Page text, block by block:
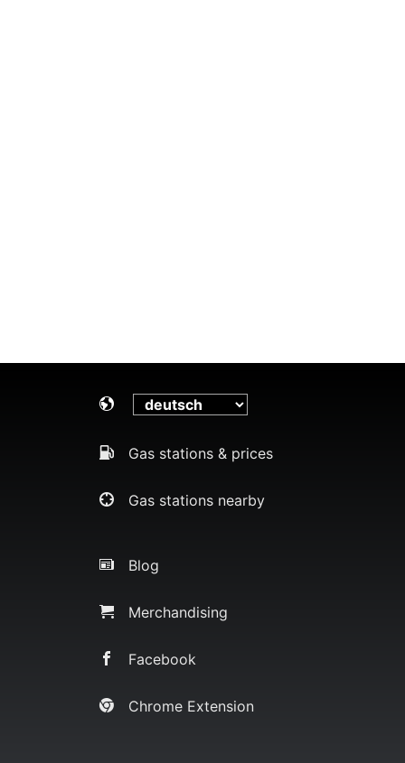
Gas stations & prices
Gas stations nearby
Blog
Merchandising
Facebook
Chrome Extension